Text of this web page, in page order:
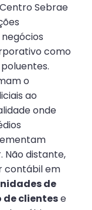
Sebrae
como
o
ao
onde
Não distante,
contábil em
de
de clientese